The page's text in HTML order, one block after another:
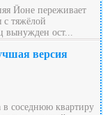
Йоне переживает
с тяжёлой
вынужден ост...
версия
соседнюю квартиру